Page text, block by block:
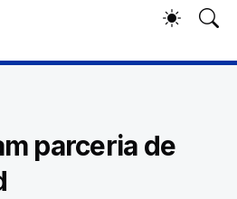
parceria de